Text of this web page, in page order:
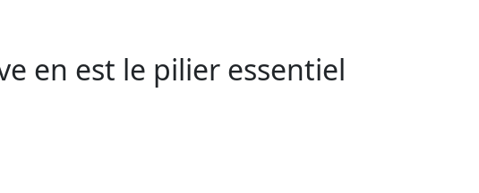
en est le pilier essentiel